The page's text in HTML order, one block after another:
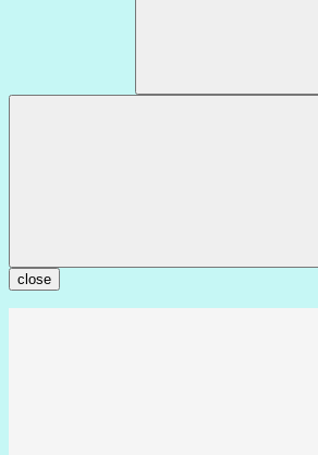
close